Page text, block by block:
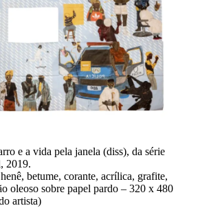
e a vida pela janela (diss), da série
2019.
betume, corante, acrílica, grafite,
oleoso sobre papel pardo – 320 x 480
artista)